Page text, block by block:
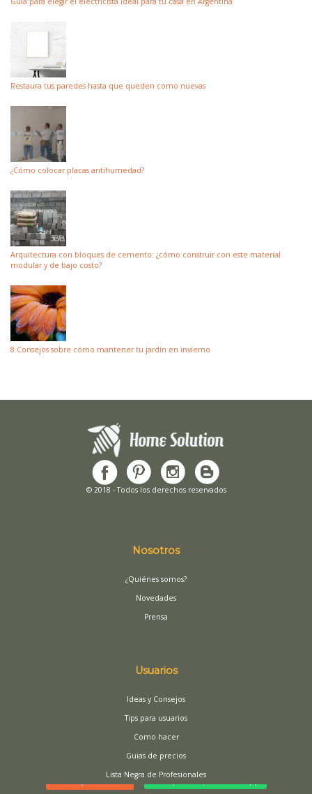
Restaura tus paredes hasta que queden como nuevas
¿Cómo colocar placas antihumedad?
Arquitectura con bloques de cemento: ¿cómo construir con este material
modular y de bajo costo?
8 Consejos sobre cómo mantener tu jardín en invierno
Buscar profesional Presupuesto por WhatsApp
© 2018 - Todos los derechos reservados
Nosotros
¿Quiénes somos?
Novedades
Prensa
Usuarios
Ideas y Consejos
Tips para usuarios
Como hacer
Guias de precios
Lista Negra de Profesionales